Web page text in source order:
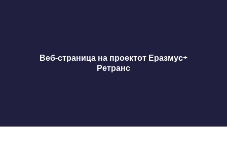
Веб-страница на проектот Еразмус+
Ретранс